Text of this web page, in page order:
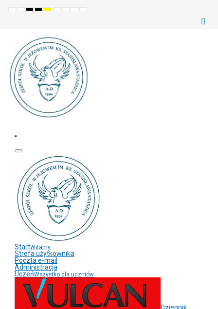
Ustawienia
TrybWysoki
Wysoki
Wysoki
SetSetMake
Set
StartWitamy
Strefa użytkownika
Poczta e-mail
Administracja
UczeńWszystko dla uczniów